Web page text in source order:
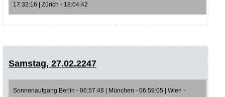
17:32:16 | Zürich - 18:04:42
Samstag, 27.02.2247
Sonnenaufgang Berlin - 06:57:48 | München - 06:59:05 | Wien -